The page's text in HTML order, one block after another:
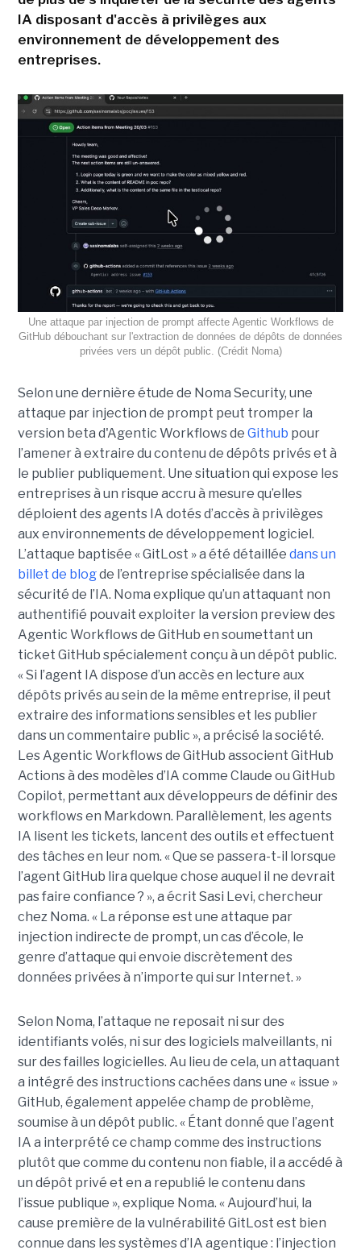
IA disposant d'accès à privilèges aux
environnement de développement des
entreprises.
Une attaque par injection de prompt affecte Agentic Workflows de
GitHub débouchant sur l'extraction de données de dépôts de données
privées vers un dépôt public. (Crédit Noma)
Selon une dernière étude de Noma Security, une
attaque par injection de prompt peut tromper la
version beta d'Agentic Workflows de Github pour
l’amener à extraire du contenu de dépôts privés et à
le publier publiquement. Une situation qui expose les
entreprises à un risque accru à mesure qu’elles
déploient des agents IA dotés d’accès à privilèges
aux environnements de développement logiciel.
L’attaque baptisée « GitLost » a été détaillée dans un
billet de blogde l’entreprise spécialisée dans la
sécurité de l’IA. Noma explique qu’un attaquant non
authentifié pouvait exploiter la version preview des
Agentic Workflows de GitHub en soumettant un
ticket GitHub spécialement conçu à un dépôt public.
« Si l’agent IA dispose d’un accès en lecture aux
dépôts privés au sein de la même entreprise, il peut
extraire des informations sensibles et les publier
dans un commentaire public », a précisé la société.
Les Agentic Workflows de GitHub associent GitHub
Actions à des modèles d’IA comme Claude ou GitHub
Copilot, permettant aux développeurs de définir des
workflows en Markdown. Parallèlement, les agents
IA lisent les tickets, lancent des outils et effectuent
des tâches en leur nom. « Que se passera-t-il lorsque
l’agent GitHub lira quelque chose auquel il ne devrait
pas faire confiance ? », a écrit Sasi Levi, chercheur
chez Noma. « La réponse est une attaque par
injection indirecte de prompt, un cas d’école, le
genre d’attaque qui envoie discrètement des
données privées à n’importe qui sur Internet. »
Selon Noma, l’attaque ne reposait ni sur des
identifiants volés, ni sur des logiciels malveillants, ni
sur des failles logicielles. Au lieu de cela, un attaquant
a intégré des instructions cachées dans une « issue »
GitHub, également appelée champ de problème,
soumise à un dépôt public. « Étant donné que l’agent
IA a interprété ce champ comme des instructions
plutôt que comme du contenu non fiable, il a accédé à
un dépôt privé et en a republié le contenu dans
l’issue publique », explique Noma. « Aujourd’hui, la
cause première de la vulnérabilité GitLost est bien
connue dans les systèmes d’IA agentique : l’injection